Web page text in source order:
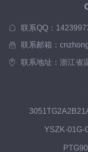
联系QQ：
联系邮箱：
联系地址：浙江省
YSZK-01G-